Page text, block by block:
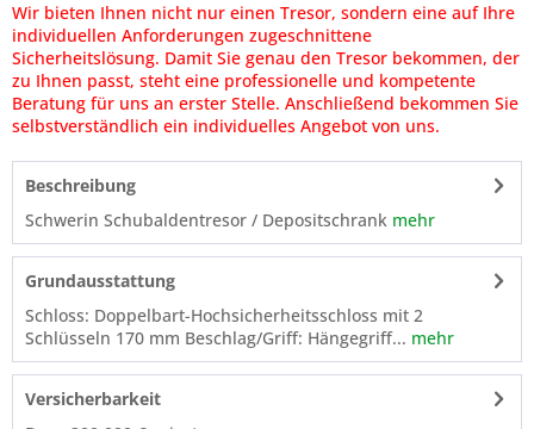
Wir bieten Ihnen nicht nur einen Tresor, sondern eine auf Ihre
individuellen Anforderungen zugeschnittene
Sicherheitslösung. Damit Sie genau den Tresor bekommen, der
zu Ihnen passt, steht eine professionelle und kompetente
Beratung für uns an erster Stelle. Anschließend bekommen Sie
selbstverständlich ein individuelles Angebot von uns.
Beschreibung
Schwerin Schubaldentresor / Depositschrank mehr
Grundausstattung
Schloss: Doppelbart-Hochsicherheitsschloss mit 2
Schlüsseln 170 mm Beschlag/Griff: Hängegriff... mehr
Versicherbarkeit